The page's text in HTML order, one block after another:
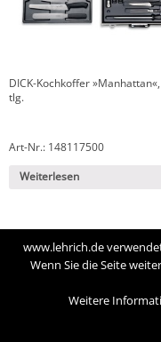
DICK-Kochkoffer
tlg.
Art-Nr.: 148117500
Weiterlesen
www.lehrich.de
Wenn Sie die Seite
Weitere